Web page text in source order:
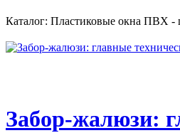
Каталог: Пластиковые окна ПВХ -
Забор-жалюзи: